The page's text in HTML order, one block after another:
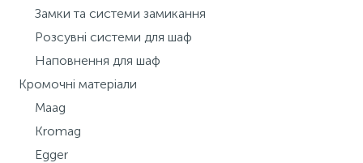
Замки та системи замикання
Розсувні системи для шаф
Наповнення для шаф
Кромочні матеріали
Maag
Kromag
Egger
Інструмент та витратні матеріали
Кухонна техніка
Меблі
Фурнітура для ліжок